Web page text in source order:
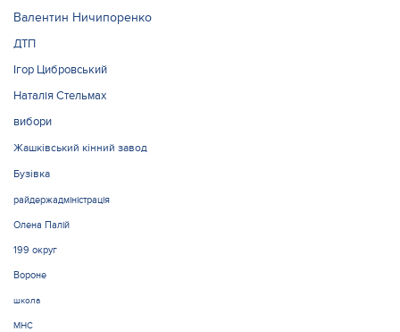
Валентин Ничипоренко
ДТП
Ігор Цибровський
Наталія Стельмах
вибори
Жашківський кінний завод
Бузівка
райдержадміністрація
Олена Палій
199 округ
Вороне
школа
МНС